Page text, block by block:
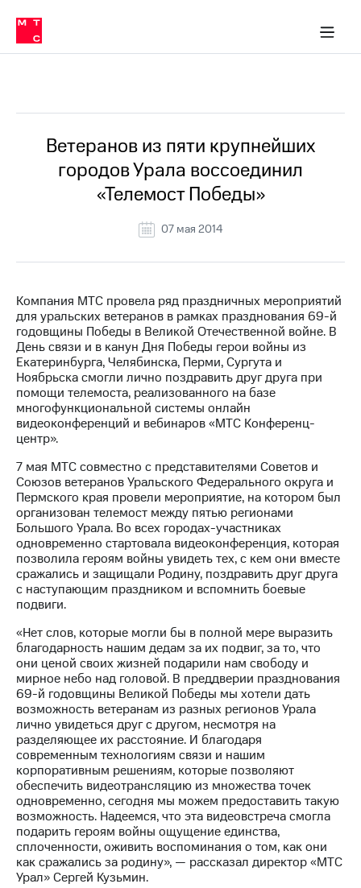
Медиа-центр
и акционерам
Устойчивое развитие
Комплаенс и деловая этика
компании
Карьера
История
компании
Руководство
информация
Контакты
Медиа-центр
Пресс-
релизы
МТС
о технологиях
Достижения
Интервью
Финансовая
отчетность
Контакты
Новости
в
и акционерам
Корпоративное
управление
Корпоративный
секретарь
Раскрытие
информации
Информация
акционерам
Документы
ПАО
"МТС"
Собрания
акционеров
Личный
кабинет
в МТС
Пресс-
релизы
о технологиях
Ветеранов из пяти крупнейших
городов Урала воссоединил
«Телемост Победы»
07 мая 2014
Компания МТС провела ряд праздничных мероприятий
для уральских ветеранов в рамках празднования 69-й
годовщины Победы в Великой Отечественной войне. В
День связи и в канун Дня Победы герои войны из
Екатеринбурга, Челябинска, Перми, Сургута и
Ноябрьска смогли лично поздравить друг друга при
помощи телемоста, реализованного на базе
многофункциональной системы онлайн
видеоконференций и вебинаров «МТС Конференц-
центр».
7 мая МТС совместно с представителями Советов и
Союзов ветеранов Уральского Федерального округа и
Пермского края провели мероприятие, на котором был
организован телемост между пятью регионами
Большого Урала. Во всех городах-участниках
одновременно стартовала видеоконференция, которая
позволила героям войны увидеть тех, с кем они вместе
сражались и защищали Родину, поздравить друг друга
с наступающим праздником и вспомнить боевые
подвиги.
«Нет слов, которые могли бы в полной мере выразить
благодарность нашим дедам за их подвиг, за то, что
они ценой своих жизней подарили нам свободу и
мирное небо над головой. В преддверии празднования
69-й годовщины Великой Победы мы хотели дать
возможность ветеранам из разных регионов Урала
лично увидеться друг с другом, несмотря на
разделяющее их расстояние. И благодаря
современным технологиям связи и нашим
корпоративным решениям, которые позволяют
обеспечить видеотрансляцию из множества точек
одновременно, сегодня мы можем предоставить такую
возможность. Надеемся, что эта видеовстреча смогла
подарить героям войны ощущение единства,
сплоченности, оживить воспоминания о том, как они
как сражались за родину», — рассказал директор «МТС
Урал» Сергей Кузьмин.